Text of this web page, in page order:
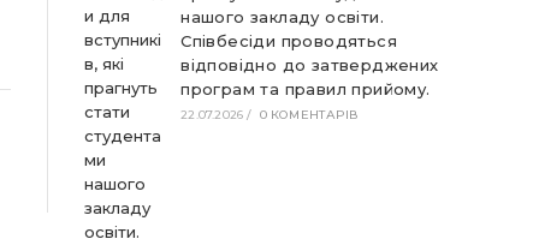
нашого закладу освіти.
Співбесіди проводяться
відповідно до затверджених
програм та правил прийому.
22.07.2026 / 0 КОМЕНТАРІВ